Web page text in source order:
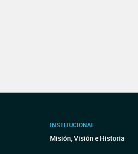
INSTITUCIONAL
Misión, Visión e Historia